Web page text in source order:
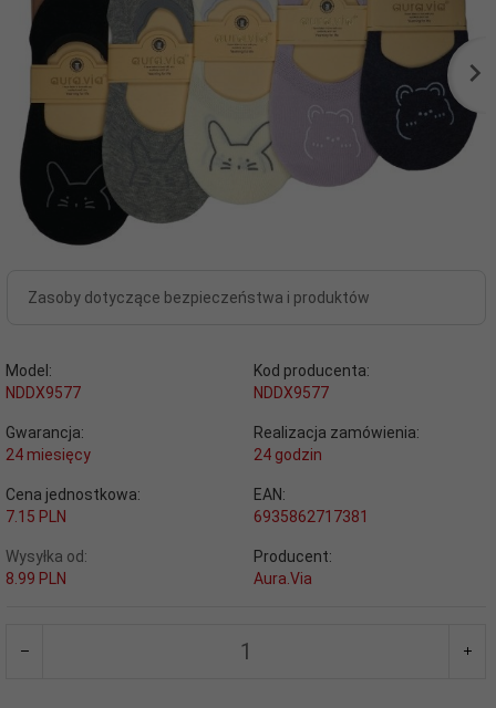
Zasoby dotyczące bezpieczeństwa i produktów
Model:
NDDX9577
Kod producenta:
NDDX9577
Gwarancja:
24 miesięcy
Realizacja zamówienia:
24 godzin
Cena jednostkowa:
7.15 PLN
EAN:
6935862717381
Wysyłka od:
8.99 PLN
Producent:
Aura.Via